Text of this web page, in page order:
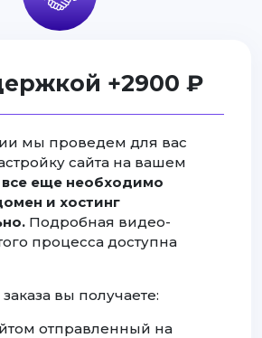
+2900 ₽
мы проведем для вас
сайта на вашем
еще необходимо
и хостинг
Подробная видео-
процесса доступна
вы получаете:
отправленный на